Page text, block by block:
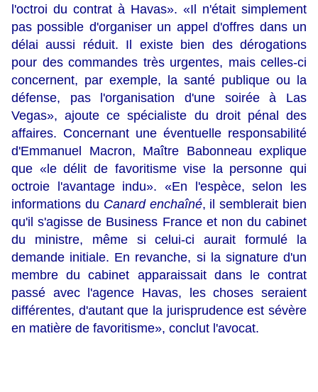
l'octroi du contrat à Havas». «Il n'était simplement
pas possible d'organiser un appel d'offres dans un
délai aussi réduit. Il existe bien des dérogations
pour des commandes très urgentes, mais celles-ci
concernent, par exemple, la santé publique ou la
défense, pas l'organisation d'une soirée à Las
Vegas», ajoute ce spécialiste du droit pénal des
affaires. Concernant une éventuelle responsabilité
d'Emmanuel Macron, Maître Babonneau explique
que «le délit de favoritisme vise la personne qui
octroie l'avantage indu». «En l'espèce, selon les
informations du Canard enchaîné, il semblerait bien
qu'il s'agisse de Business France et non du cabinet
du ministre, même si celui-ci aurait formulé la
demande initiale. En revanche, si la signature d'un
membre du cabinet apparaissait dans le contrat
passé avec l'agence Havas, les choses seraient
différentes, d'autant que la jurisprudence est sévère
en matière de favoritisme», conclut l'avocat.